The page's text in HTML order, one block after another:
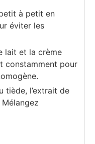
à petit en
éviter les
lait et la crème
constamment pour
tiède, l’extrait de